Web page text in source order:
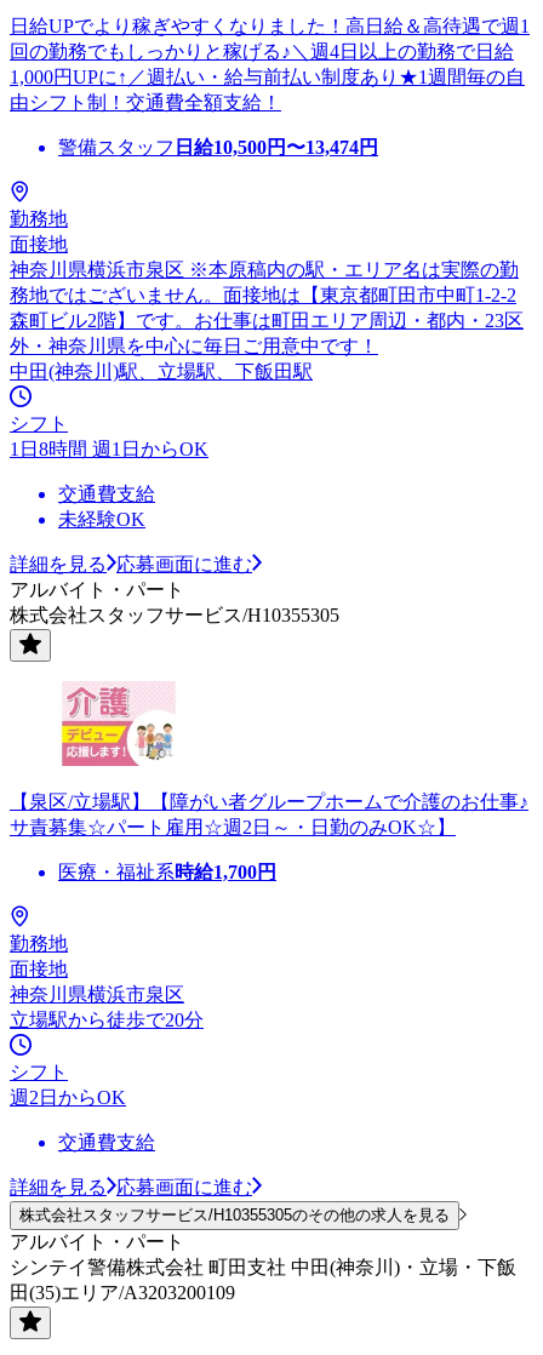
日給UPでより稼ぎやすくなりました！高日給＆高待遇で週1
回の勤務でもしっかりと稼げる♪＼週4日以上の勤務で日給
1,000円UPに↑／週払い・給与前払い制度あり★1週間毎の自
由シフト制！交通費全額支給！
警備スタッフ 日給10,500円〜13,474円
勤務地
面接地
神奈川県横浜市泉区 ※本原稿内の駅・エリア名は実際の勤
務地ではございません。面接地は【東京都町田市中町1-2-2
森町ビル2階】です。お仕事は町田エリア周辺・都内・23区
外・神奈川県を中心に毎日ご用意中です！
中田(神奈川)駅、立場駅、下飯田駅
シフト
1日8時間 週1日からOK
交通費支給
未経験OK
詳細を見る
応募画面に進む
アルバイト・パート
株式会社スタッフサービス/H10355305
【泉区/立場駅】【障がい者グループホームで介護のお仕事♪
サ責募集☆パート雇用☆週2日～・日勤のみOK☆】
医療・福祉系時給1,700円
勤務地
面接地
神奈川県横浜市泉区
立場駅から徒歩で20分
シフト
週2日からOK
交通費支給
詳細を見る 応募画面に進む
株式会社スタッフサービス/H10355305のその他の求人を見る
アルバイト・パート
シンテイ警備株式会社 町田支社 中田(神奈川)・立場・下飯
田(35)エリア/A3203200109